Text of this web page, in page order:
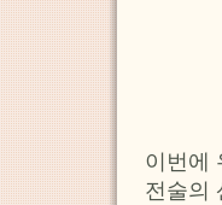
이번에
전술의